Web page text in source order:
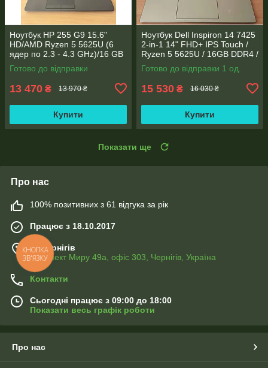
Ноутбук HP 255 G9 15.6"
HD/AMD Ryzen 5 5625U (6
ядер по 2.3 - 4.3 GHz)/16 GB
DDR4/256GB SSD M.2/AMD
Radeon Vega 7/Web
Готово до відправки
13 470 ₴ 13 970 ₴
Купити
Ноутбук Dell Inspiron 14 7425
2-in-1 14" FHD+ IPS Touch /
Ryzen 5 5625U / 16GB DDR4 /
512GB SSD / Radeon Vega 7 /
WebCam
Готово до відправки 1 од.
15 530 ₴ 16 030 ₴
Купити
Показати ще
Про нас
100% позитивних з 61 відгука за рік
Працює з 18.10.2017
м. Чернігів
Проспект Миру 49а, офіс 303, Чернігів, Україна
Контакти
Сьогодні працює з 09:00 до 18:00
Показати весь графік роботи
Про нас
КНОПКА
ЗВ'ЯЗКУ